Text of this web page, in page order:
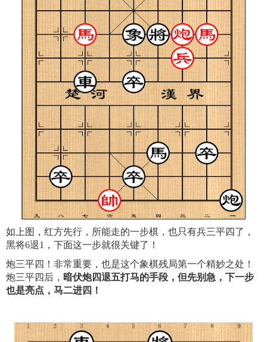
如上图，红方先行，所能走的一步棋，也只有兵三平四了，
黑将6退1，下面这一步就很关键了！
炮三平四！非常重要，也是这个象棋残局第一个精妙之处！
炮三平四后， 暗伏炮四退五打马的手段，但先别急，下一步
也是亮点，马二进四！